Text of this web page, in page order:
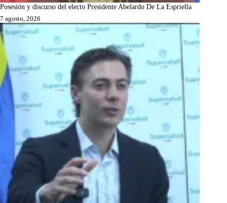
Posesión y discurso del electo Presidente Abelardo De La Espriella
7 agosto, 2026